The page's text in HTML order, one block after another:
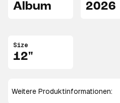
Album 2026
Size
12"
Weitere Produktinformationen: